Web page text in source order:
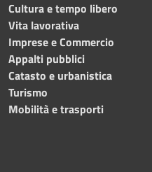
Cultura e tempo libero
Vita lavorativa
Imprese e Commercio
Appalti pubblici
Catasto e urbanistica
Turismo
Mobilità e trasporti